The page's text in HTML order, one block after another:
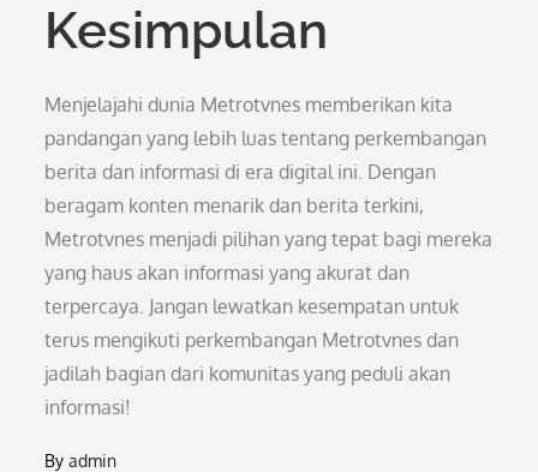
Kesimpulan
Menjelajahi dunia Metrotvnes memberikan kita
pandangan yang lebih luas tentang perkembangan
berita dan informasi di era digital ini. Dengan
beragam konten menarik dan berita terkini,
Metrotvnes menjadi pilihan yang tepat bagi mereka
yang haus akan informasi yang akurat dan
terpercaya. Jangan lewatkan kesempatan untuk
terus mengikuti perkembangan Metrotvnes dan
jadilah bagian dari komunitas yang peduli akan
informasi!
Byadmin